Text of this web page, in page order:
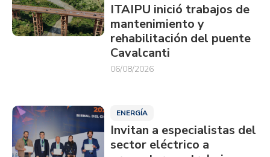
ITAIPU inició trabajos de
mantenimiento y
rehabilitación del puente
Cavalcanti
06/08/2026
ENERGÍA
Invitan a especialistas del
sector eléctrico a